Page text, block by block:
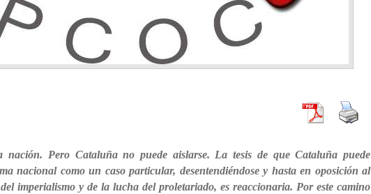
nación. Pero Cataluña no puede aislarse. La tesis de que Cataluña puede
nacional como un caso particular, desentendiéndose y hasta en oposición al
imperialismo y de la lucha del proletariado, es reaccionaria. Por este camino